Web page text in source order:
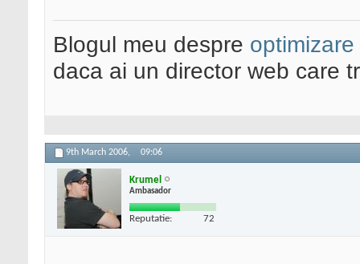
Blogul meu despre optimizare
daca ai un director web care
9th March 2006, 09:06
Krumel
Ambasador
Reputatie: 72